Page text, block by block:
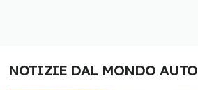
NOTIZIE DAL MONDO AUTO